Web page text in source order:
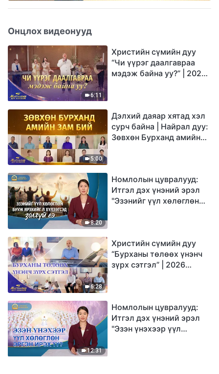
Онцлох видеонууд
6:11
Христийн сүмийн дуу
“Чи үүрэг даалгавраа
мэдэж байна уу?” | 2026
5:00
Дэлхий даяар хятад хэл
сурч байна | Найрал дуу:
Зөвхөн Бурханд амийн
8:20
Номлолын цувралууд:
Итгэл дэх үнэний эрэл
"Эзэнийг үүл хөлөглөн
6:28
Христийн сүмийн дуу
“Бурханы төлөөх үнэнч
зүрх сэтгэл” | 2026
12:31
Номлолын цувралууд:
Итгэл дэх үнэний эрэл
"Эзэн үнэхээр үүл